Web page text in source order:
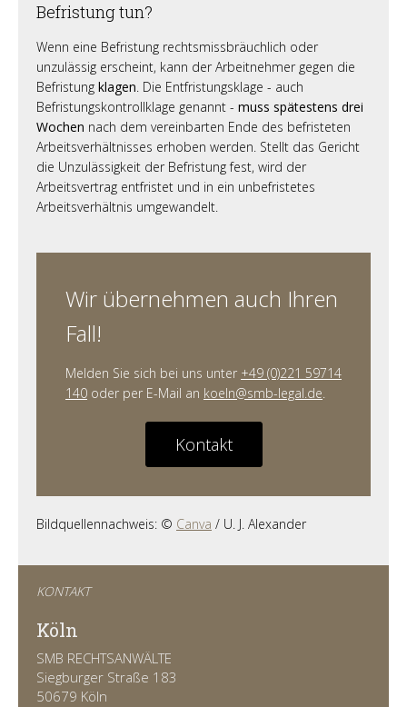
Befristung tun?
Wenn eine Befristung rechtsmissbräuchlich oder
unzulässig erscheint, kann der Arbeitnehmer gegen die
Befristung klagen. Die Entfristungsklage - auch
Befristungskontrollklage genannt - muss spätestens drei
Wochen nach dem vereinbarten Ende des befristeten
Arbeitsverhältnisses erhoben werden. Stellt das Gericht
die Unzulässigkeit der Befristung fest, wird der
Arbeitsvertrag entfristet und in ein unbefristetes
Arbeitsverhältnis umgewandelt.
Wir übernehmen auch Ihren
Fall!
Melden Sie sich bei uns unter +49 (0)221 59714
140 oder per E-Mail an koeln@smb-legal.de.
Kontakt
Bildquellennachweis: © Canva / U. J. Alexander
KONTAKT
Köln
SMB RECHTSANWÄLTE
Siegburger Straße 183
50679 Köln